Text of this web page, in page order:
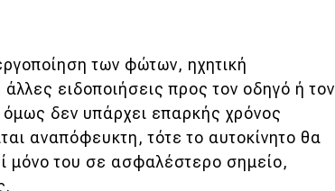
των φώτων, ηχητική
ειδοποιήσεις προς τον οδηγό ή τον
όμως δεν υπάρχει επαρκής χρόνος
αναπόφευκτη, τότε το αυτοκίνητο θα
μόνο του σε ασφαλέστερο σημείο,